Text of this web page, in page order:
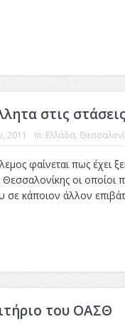
στις
2011 In: Ελλάδα,
φαίνεται πως έχει
Θεσσαλονίκης οι οποίοι
σε κάποιον άλλον
του ΟΑΣΘ